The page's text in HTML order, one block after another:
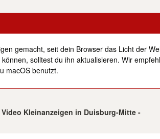
gemacht, seit dein Browser das Licht der
solltest du ihn aktualisieren. Wir
macOS benutzt.
Video Kleinanzeigen in Duisburg-Mitte -